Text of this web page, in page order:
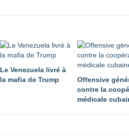
Le Venezuela livré à
la mafia de Trump
Offensive
contre la
médicale